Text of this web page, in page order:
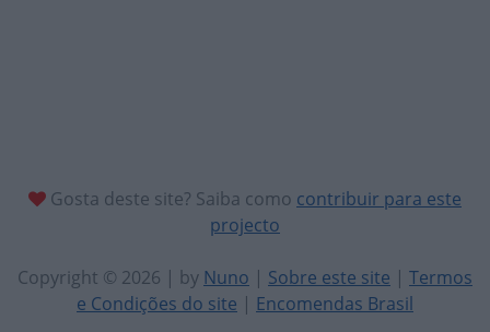
Gosta deste site? Saiba como contribuir para este
projecto
Copyright © 2026 | by Nuno | Sobre este site | Termos
e Condições do site | Encomendas Brasil